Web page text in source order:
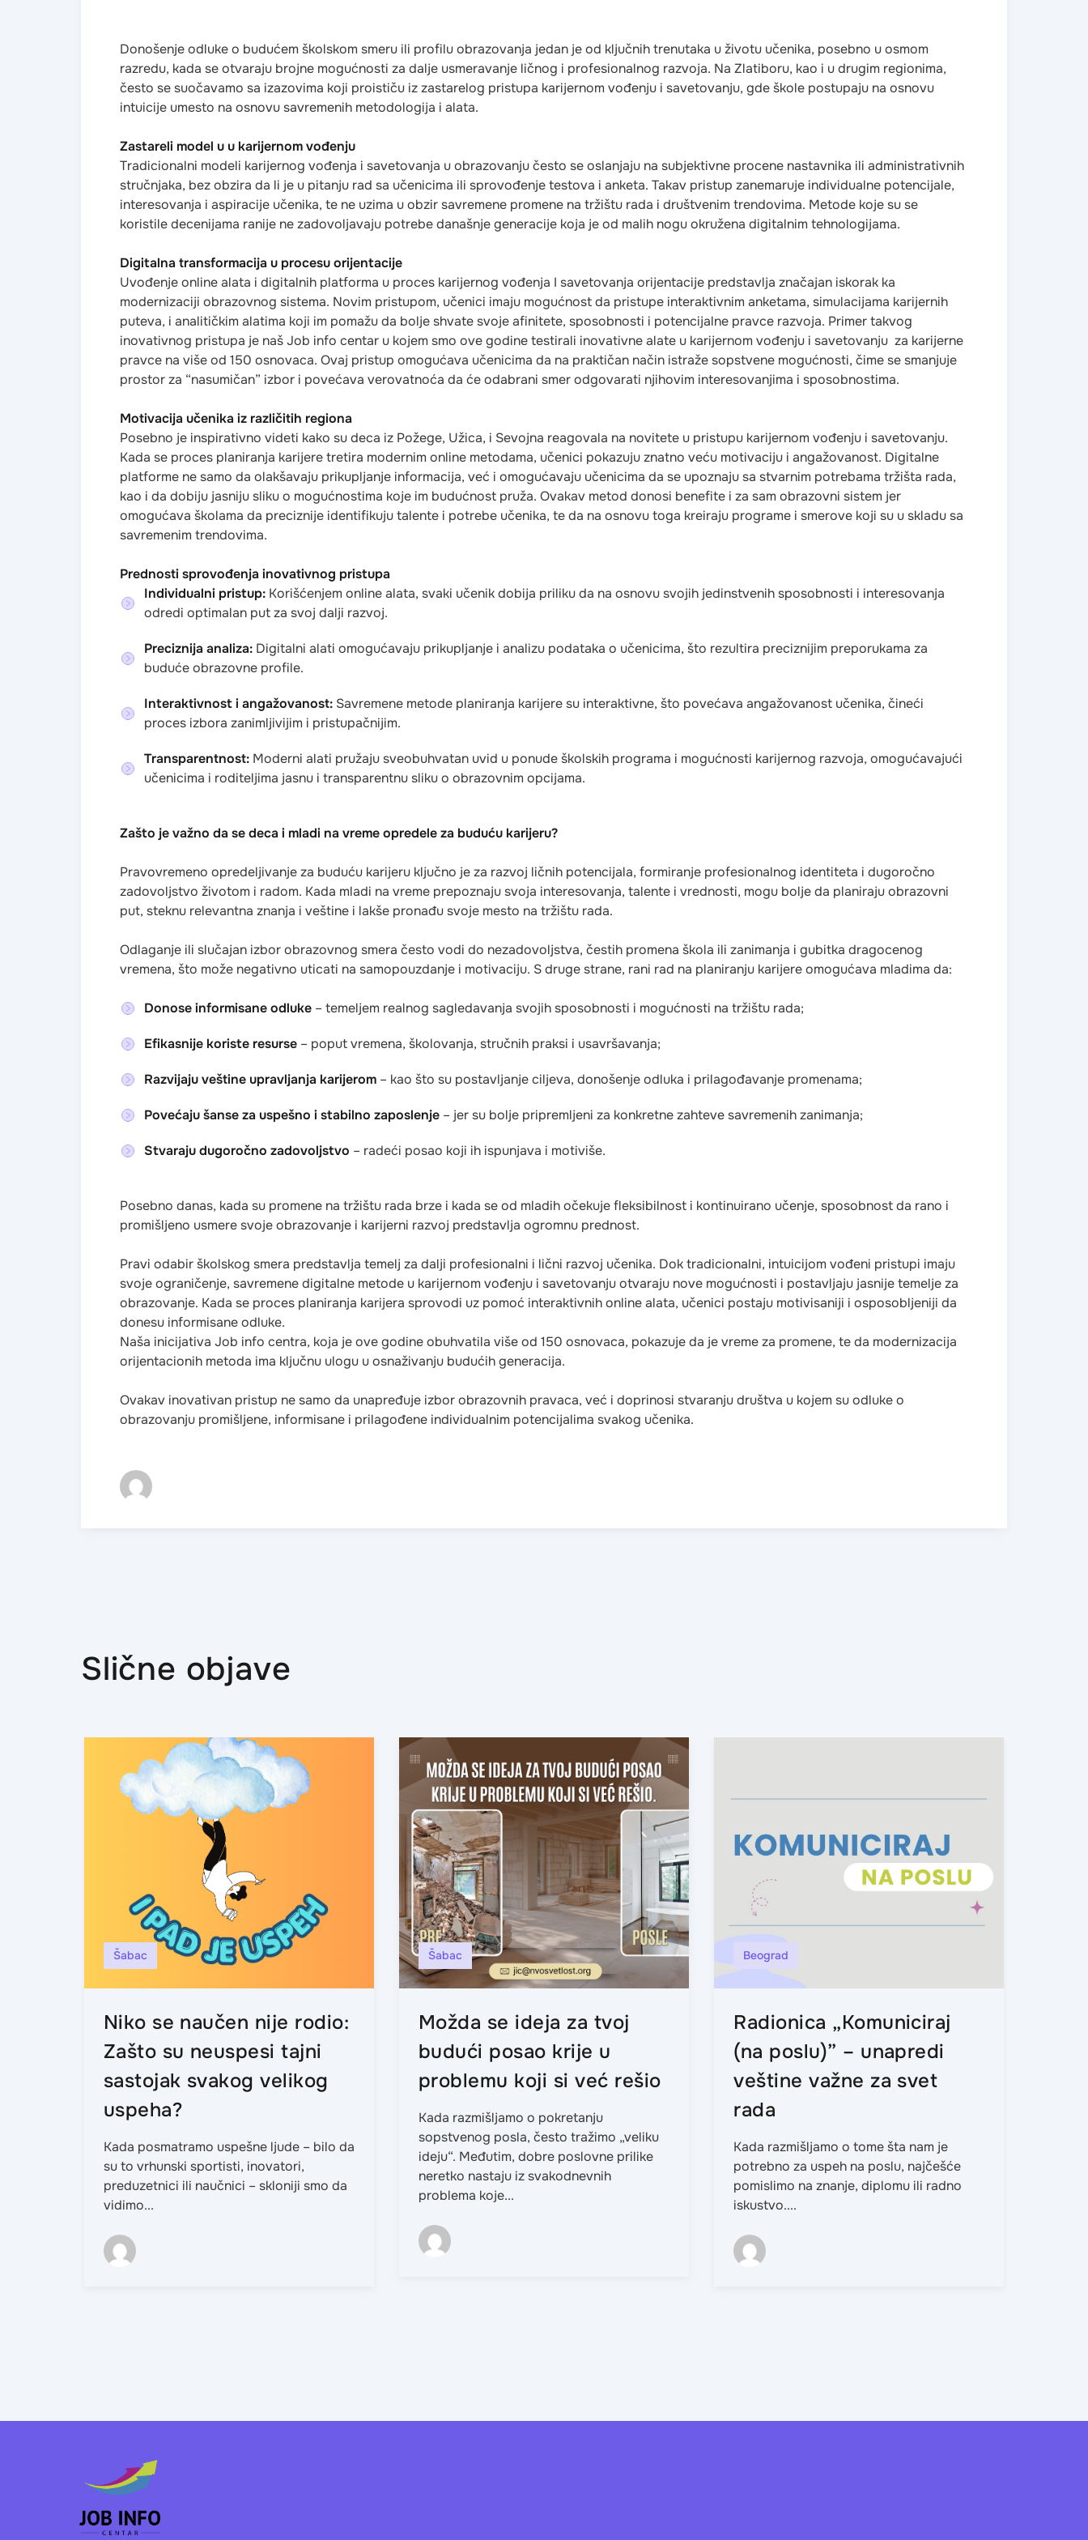
Smederevo
Požega
Donošenje odluke o budućem školskom smeru ili profilu obrazovanja jedan je od ključnih trenutaka u životu učenika, posebno u osmom
razredu, kada se otvaraju brojne mogućnosti za dalje usmeravanje ličnog i profesionalnog razvoja. Na Zlatiboru, kao i u drugim regionima,
često se suočavamo sa izazovima koji proističu iz zastarelog pristupa karijernom vođenju i savetovanju, gde škole postupaju na osnovu
intuicije umesto na osnovu savremenih metodologija i alata.
Zastareli model u u karijernom vođenju
Tradicionalni modeli karijernog vođenja i savetovanja u obrazovanju često se oslanjaju na subjektivne procene nastavnika ili administrativnih
stručnjaka, bez obzira da li je u pitanju rad sa učenicima ili sprovođenje testova i anketa. Takav pristup zanemaruje individualne potencijale,
interesovanja i aspiracije učenika, te ne uzima u obzir savremene promene na tržištu rada i društvenim trendovima. Metode koje su se
koristile decenijama ranije ne zadovoljavaju potrebe današnje generacije koja je od malih nogu okružena digitalnim tehnologijama.
Digitalna transformacija u procesu orijentacije
Uvođenje online alata i digitalnih platforma u proces karijernog vođenja I savetovanja orijentacije predstavlja značajan iskorak ka
modernizaciji obrazovnog sistema. Novim pristupom, učenici imaju mogućnost da pristupe interaktivnim anketama, simulacijama karijernih
puteva, i analitičkim alatima koji im pomažu da bolje shvate svoje afinitete, sposobnosti i potencijalne pravce razvoja. Primer takvog
inovativnog pristupa je naš Job info centar u kojem smo ove godine testirali inovativne alate u karijernom vođenju i savetovanju za karijerne
pravce na više od 150 osnovaca. Ovaj pristup omogućava učenicima da na praktičan način istraže sopstvene mogućnosti, čime se smanjuje
prostor za “nasumičan” izbor i povećava verovatnoća da će odabrani smer odgovarati njihovim interesovanjima i sposobnostima.
Motivacija učenika iz različitih regiona
Posebno je inspirativno videti kako su deca iz Požege, Užica, i Sevojna reagovala na novitete u pristupu karijernom vođenju i savetovanju.
Kada se proces planiranja karijere tretira modernim online metodama, učenici pokazuju znatno veću motivaciju i angažovanost. Digitalne
platforme ne samo da olakšavaju prikupljanje informacija, već i omogućavaju učenicima da se upoznaju sa stvarnim potrebama tržišta rada,
kao i da dobiju jasniju sliku o mogućnostima koje im budućnost pruža. Ovakav metod donosi benefite i za sam obrazovni sistem jer
omogućava školama da preciznije identifikuju talente i potrebe učenika, te da na osnovu toga kreiraju programe i smerove koji su u skladu sa
savremenim trendovima.
Prednosti sprovođenja inovativnog pristupa
Individualni pristup: Korišćenjem online alata, svaki učenik dobija priliku da na osnovu svojih jedinstvenih sposobnosti i interesovanja
odredi optimalan put za svoj dalji razvoj.
Preciznija analiza: Digitalni alati omogućavaju prikupljanje i analizu podataka o učenicima, što rezultira preciznijim preporukama za
buduće obrazovne profile.
Interaktivnost i angažovanost: Savremene metode planiranja karijere su interaktivne, što povećava angažovanost učenika, čineći
proces izbora zanimljivijim i pristupačnijim.
Transparentnost: Moderni alati pružaju sveobuhvatan uvid u ponude školskih programa i mogućnosti karijernog razvoja, omogućavajući
učenicima i roditeljima jasnu i transparentnu sliku o obrazovnim opcijama.
Zašto je važno da se deca i mladi na vreme opredele za buduću karijeru?
Pravovremeno opredeljivanje za buduću karijeru ključno je za razvoj ličnih potencijala, formiranje profesionalnog identiteta i dugoročno
zadovoljstvo životom i radom. Kada mladi na vreme prepoznaju svoja interesovanja, talente i vrednosti, mogu bolje da planiraju obrazovni
put, steknu relevantna znanja i veštine i lakše pronađu svoje mesto na tržištu rada.
Odlaganje ili slučajan izbor obrazovnog smera često vodi do nezadovoljstva, čestih promena škola ili zanimanja i gubitka dragocenog
vremena, što može negativno uticati na samopouzdanje i motivaciju. S druge strane, rani rad na planiranju karijere omogućava mladima da:
Donose informisane odluke – temeljem realnog sagledavanja svojih sposobnosti i mogućnosti na tržištu rada;
Efikasnije koriste resurse – poput vremena, školovanja, stručnih praksi i usavršavanja;
Razvijaju veštine upravljanja karijerom – kao što su postavljanje ciljeva, donošenje odluka i prilagođavanje promenama;
Povećaju šanse za uspešno i stabilno zaposlenje – jer su bolje pripremljeni za konkretne zahteve savremenih zanimanja;
Stvaraju dugoročno zadovoljstvo – radeći posao koji ih ispunjava i motiviše.
Posebno danas, kada su promene na tržištu rada brze i kada se od mladih očekuje fleksibilnost i kontinuirano učenje, sposobnost da rano i
promišljeno usmere svoje obrazovanje i karijerni razvoj predstavlja ogromnu prednost.
Pravi odabir školskog smera predstavlja temelj za dalji profesionalni i lični razvoj učenika. Dok tradicionalni, intuicijom vođeni pristupi imaju
svoje ograničenje, savremene digitalne metode u karijernom vođenju i savetovanju otvaraju nove mogućnosti i postavljaju jasnije temelje za
obrazovanje. Kada se proces planiranja karijera sprovodi uz pomoć interaktivnih online alata, učenici postaju motivisaniji i osposobljeniji da
donesu informisane odluke.
Naša inicijativa Job info centra, koja je ove godine obuhvatila više od 150 osnovaca, pokazuje da je vreme za promene, te da modernizacija
orijentacionih metoda ima ključnu ulogu u osnaživanju budućih generacija.
Ovakav inovativan pristup ne samo da unapređuje izbor obrazovnih pravaca, već i doprinosi stvaranju društva u kojem su odluke o
obrazovanju promišljene, informisane i prilagođene individualnim potencijalima svakog učenika.
Slične objave
Šabac
Niko se naučen nije rodio:
Zašto su neuspesi tajni
sastojak svakog velikog
uspeha?
Kada posmatramo uspešne ljude – bilo da
su to vrhunski sportisti, inovatori,
preduzetnici ili naučnici – skloniji smo da
vidimo...
Šabac
Možda se ideja za tvoj
budući posao krije u
problemu koji si već rešio
Kada razmišljamo o pokretanju
sopstvenog posla, često tražimo „veliku
ideju“. Međutim, dobre poslovne prilike
neretko nastaju iz svakodnevnih
problema koje...
Beograd
Radionica „Komuniciraj
(na poslu)” – unapredi
veštine važne za svet
rada
Kada razmišljamo o tome šta nam je
potrebno za uspeh na poslu, najčešće
pomislimo na znanje, diplomu ili radno
iskustvo....